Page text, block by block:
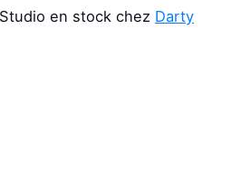
en stock chez Darty